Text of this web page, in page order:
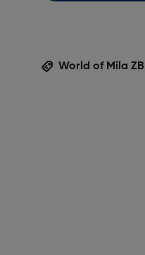
World of Mila ZB